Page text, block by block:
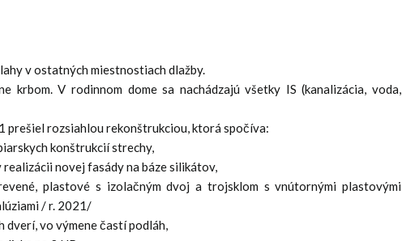
v ostatných miestnostiach dlažby.
krbom. V rodinnom dome sa nachádzajú všetky IS (kanalizácia, voda,
prešiel rozsiahlou rekonštrukciou, ktorá spočíva:
konštrukcií strechy,
novej fasády na báze silikátov,
plastové s izolačným dvoj a trojsklom s vnútornými plastovými
/ r. 2021/
dverí, vo výmene častí podláh,